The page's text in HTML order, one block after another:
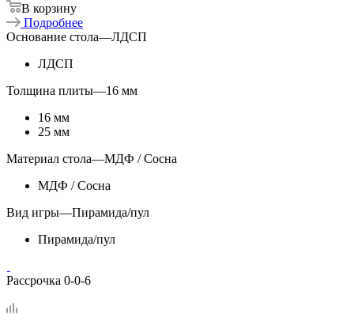
В корзину
Подробнее
Основание стола—ЛДСП
ЛДСП
Толщина плиты—16 мм
16 мм
25 мм
Материал стола—МДФ / Сосна
МДФ / Сосна
Вид игры—Пирамида/пул
Пирамида/пул
Рассрочка 0-0-6